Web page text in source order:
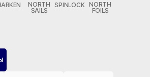
NORTH
SAILS
SPINLOCK NORTH
FOILS